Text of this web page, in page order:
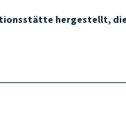
hergestellt,